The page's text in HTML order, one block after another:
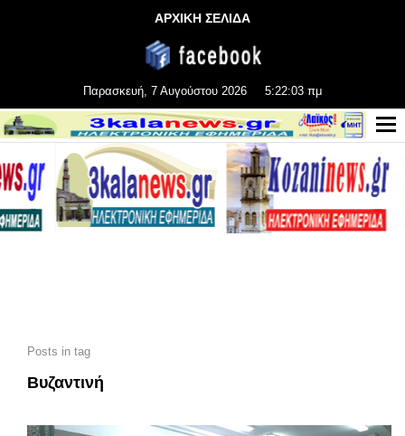
ΑΡΧΙΚΗ ΣΕΛΙΔΑ
Παρασκευή, 7 Αυγούστου 2026 5:22:05 πμ
Posts in tag
Βυζαντινή